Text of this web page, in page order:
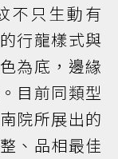
不只生動有
行龍樣式與
為底，邊緣
目前同類型
院所展出的
、品相最佳